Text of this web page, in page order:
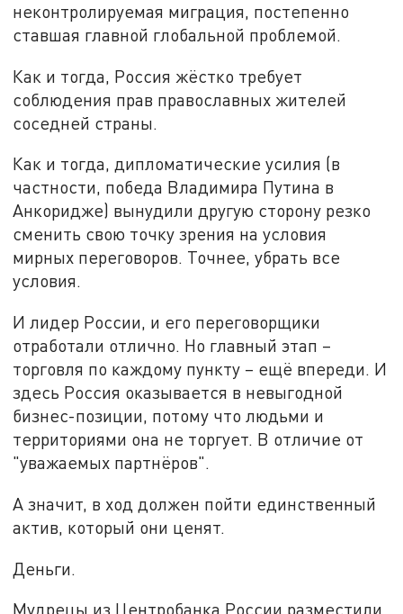
неконтролируемая миграция, постепенно
ставшая главной глобальной проблемой.
Как и тогда, Россия жёстко требует
соблюдения прав православных жителей
соседней страны.
Как и тогда, дипломатические усилия (в
частности, победа Владимира Путина в
Анкоридже) вынудили другую сторону резко
сменить свою точку зрения на условия
мирных переговоров. Точнее, убрать все
условия.
И лидер России, и его переговорщики
отработали отлично. Но главный этап –
торговля по каждому пункту – ещё впереди. И
здесь Россия оказывается в невыгодной
бизнес-позиции, потому что людьми и
территориями она не торгует. В отличие от
"уважаемых партнёров".
А значит, в ход должен пойти единственный
актив, который они ценят.
Деньги.
Мудрецы из Центробанка России разместили